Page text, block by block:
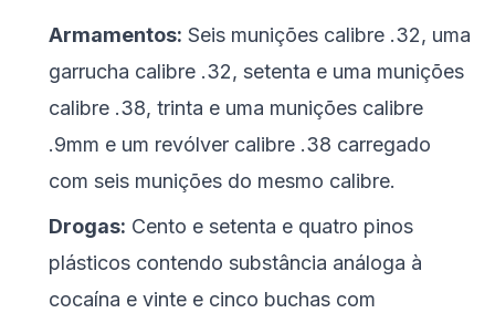
Armamentos: Seis munições calibre .32, uma
garrucha calibre .32, setenta e uma munições
calibre .38, trinta e uma munições calibre
.9mm e um revólver calibre .38 carregado
com seis munições do mesmo calibre.
Drogas: Cento e setenta e quatro pinos
plásticos contendo substância análoga à
cocaína e vinte e cinco buchas com